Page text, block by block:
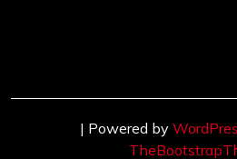
| Powered by